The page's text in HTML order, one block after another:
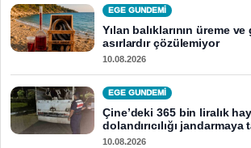
EGE GUNDEMİ
Yılan balıklarının üreme ve
asırlardır çözülemiyor
10.08.2026
EGE GUNDEMİ
Çine’deki 365 bin liralık
dolandırıcılığı jandarmaya
10.08.2026